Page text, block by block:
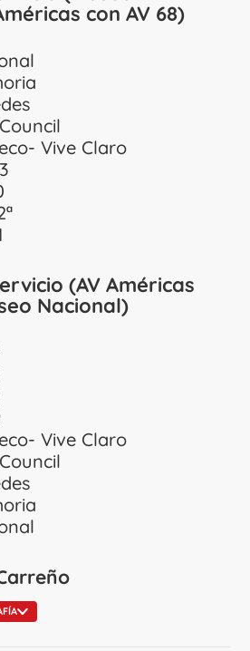
con AV 68)
Vive Claro
(AV Américas
Nacional)
Vive Claro